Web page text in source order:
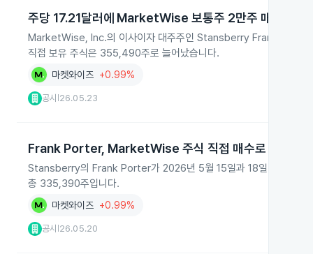
주당 17.21달러에 MarketWise 보통주 2만주 매입
MarketWise, Inc.의 이사이자 대주주인 Stansberry Frank Porter
직접 보유 주식은 355,490주로 늘어났습니다.
마켓와이즈 +0.99%
공시 26.05.23
Frank Porter, MarketWise 주식 직접 매수로 보유 지
Stansberry의 Frank Porter가 2026년 5월 15일과 18일
총 335,390주입니다.
마켓와이즈 +0.99%
공시 26.05.20